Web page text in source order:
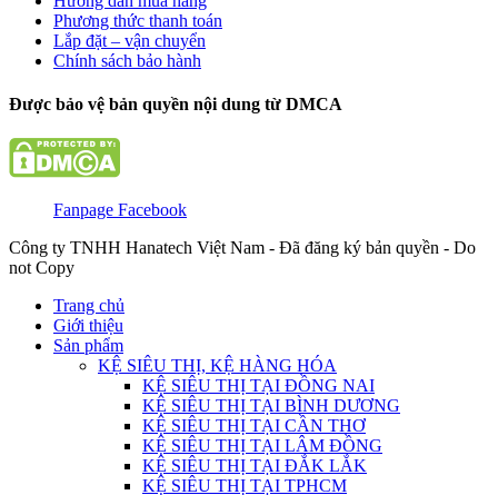
Phương thức thanh toán
Lắp đặt – vận chuyển
Chính sách bảo hành
Được bảo vệ bản quyền nội dung từ DMCA
Fanpage Facebook
Công ty TNHH Hanatech Việt Nam - Đã đăng ký bản quyền - Do
not Copy
Trang chủ
Giới thiệu
Sản phẩm
KỆ SIÊU THỊ, KỆ HÀNG HÓA
KỆ SIÊU THỊ TẠI ĐỒNG NAI
KỆ SIÊU THỊ TẠI BÌNH DƯƠNG
KỆ SIÊU THỊ TẠI CẦN THƠ
KỆ SIÊU THỊ TẠI LÂM ĐỒNG
KỆ SIÊU THỊ TẠI ĐẮK LẮK
KỆ SIÊU THỊ TẠI TPHCM